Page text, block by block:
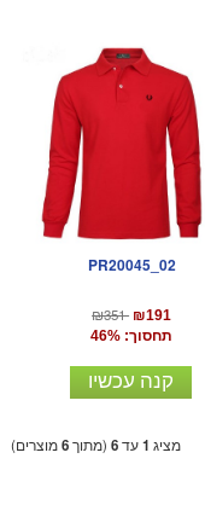
PR20045_02
₪351 ₪191
תחסוך: 46%
קנה עכשיו
מציג 1עד6 (מתוך6מוצרים)